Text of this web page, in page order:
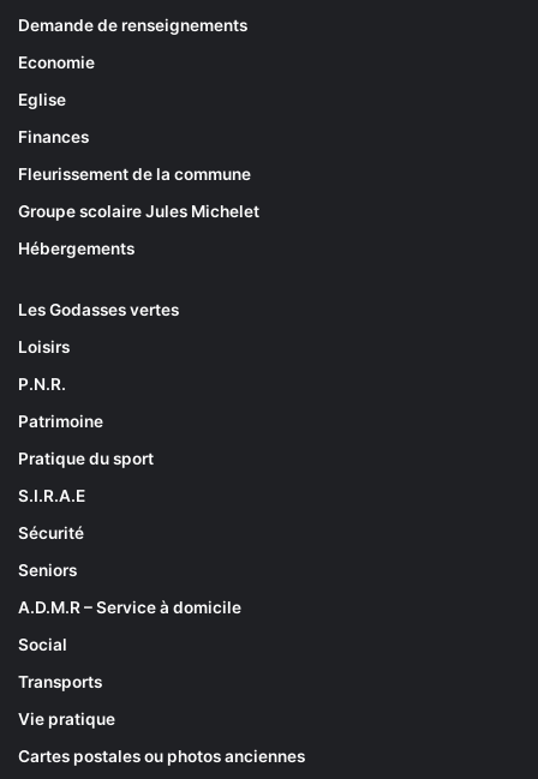
Demande de renseignements
Economie
Eglise
Finances
Fleurissement de la commune
Groupe scolaire Jules Michelet
Hébergements
Les Godasses vertes
Loisirs
P.N.R.
Patrimoine
Pratique du sport
S.I.R.A.E
Sécurité
Seniors
A.D.M.R – Service à domicile
Social
Transports
Vie pratique
Cartes postales ou photos anciennes